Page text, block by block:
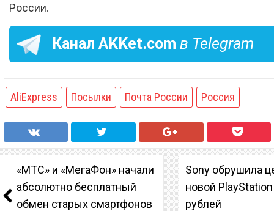
России.
Канал AKKet.com в Telegram
AliExpress Посылки Почта России Россия
«МТС» и «МегаФон» начали
абсолютно бесплатный
обмен старых смартфонов
Sony обрушила
новой
рублей